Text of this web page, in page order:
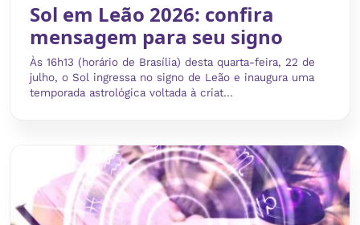
Sol em Leão 2026: confira
mensagem para seu signo
Às 16h13 (horário de Brasília) desta quarta-feira, 22 de
julho, o Sol ingressa no signo de Leão e inaugura uma
temporada astrológica voltada à criat...